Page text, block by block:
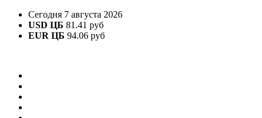
Сегодня 7 августа 2026
USD ЦБ 81.41 руб
EUR ЦБ 94.06 руб